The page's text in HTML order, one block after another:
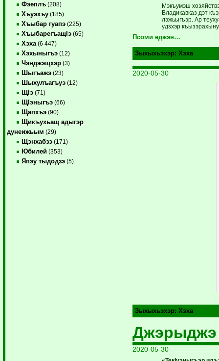
Фэеплъ (208)
Хъуэхъу (185)
Хъыбар гуапэ (225)
ХъыбарегъащIэ (65)
Хэха (6 447)
Хэхыныгъэ (12)
Чэнджэщхэр (3)
Шыгъажэ (23)
Шыхулъагъуэ (12)
ЩIэ (71)
ЩIэныгъэ (66)
Щапхъэ (90)
Щикъухьащ адыгэр
дунеижьым (29)
Щэнхабзэ (171)
Юбилей (353)
Япэу тыдодзэ (5)
Мэкъумэш
Владикавказ дэт
лэжьыгъэр. Ар
удзхэр
Псоми еджэн…
Зыхыхьэхэр:Хэха
2020-05-30
Зыхыхьэхэр:Хэха
Джэрыджэ
2020-05-30